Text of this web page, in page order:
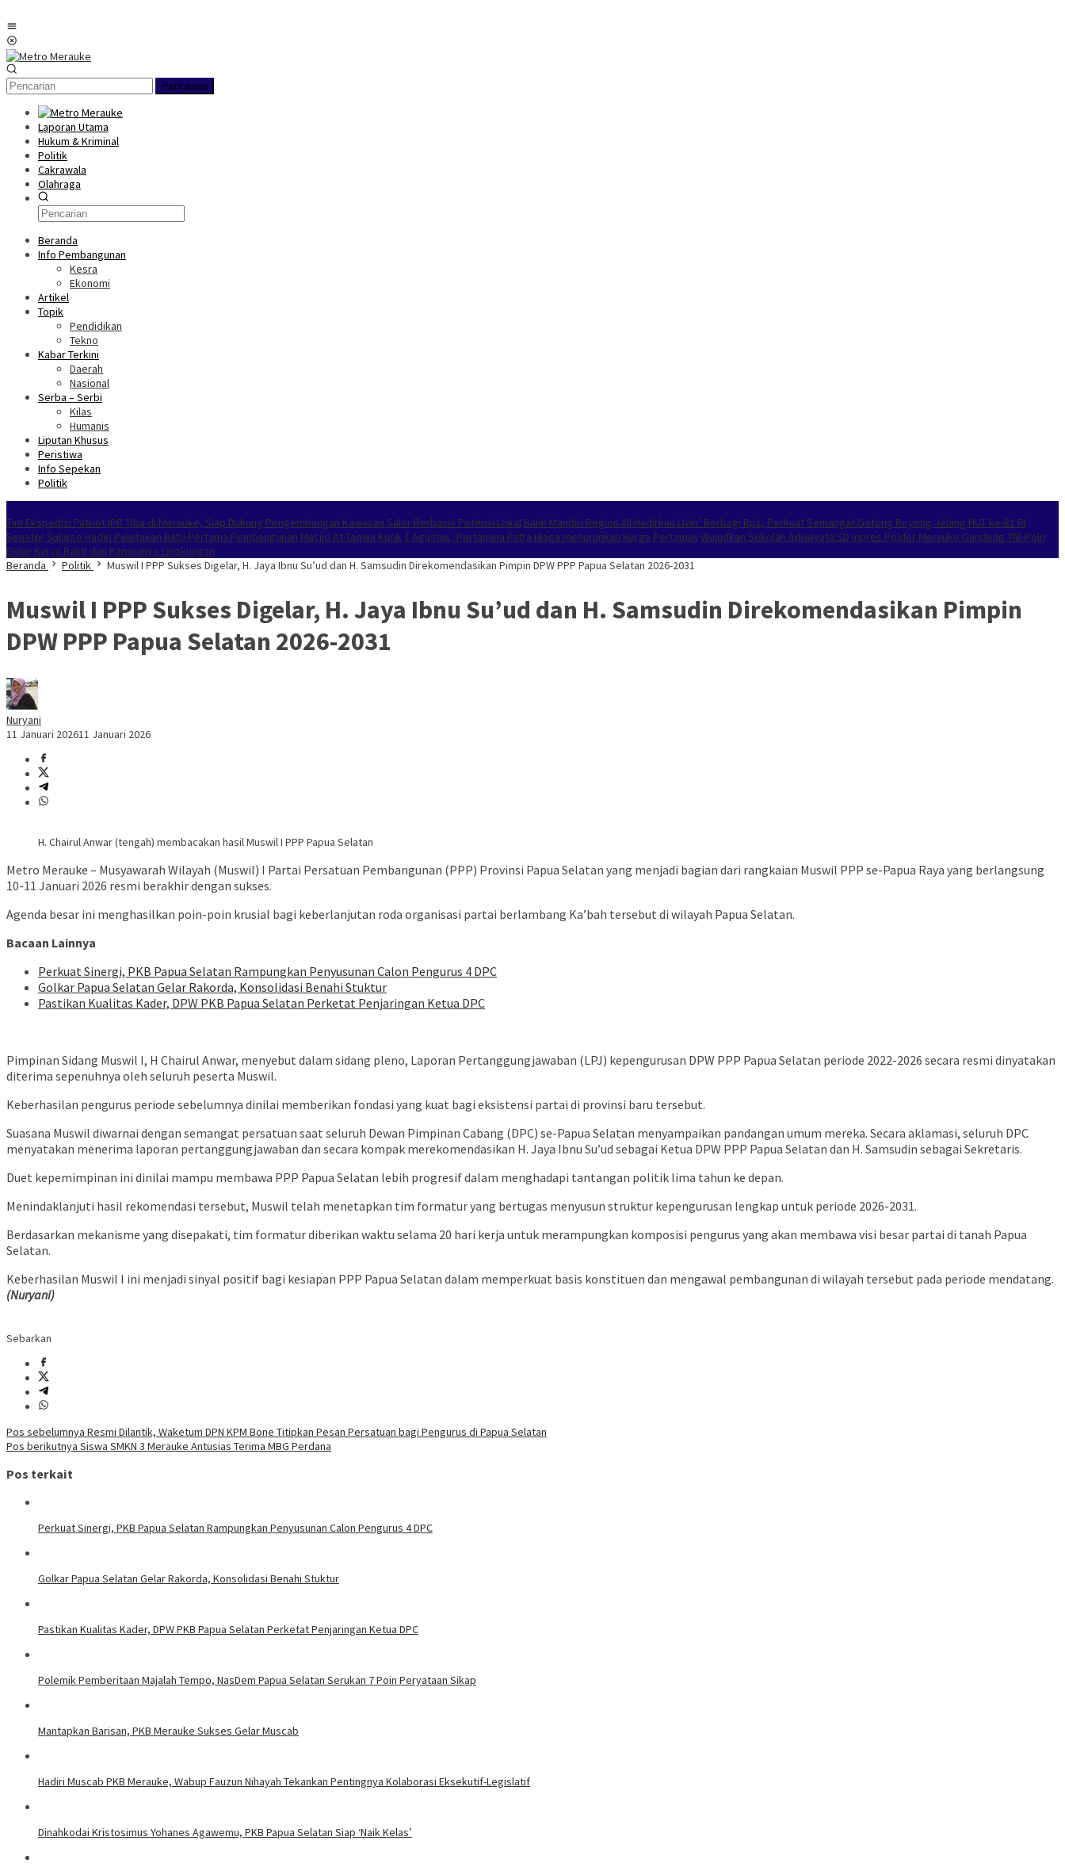
ke
konten
Pencarian
Laporan Utama
Hukum & Kriminal
Politik
Cakrawala
Olahraga
Beranda
Info Pembangunan
Kesra
Ekonomi
Artikel
Topik
Pendidikan
Tekno
Kabar Terkini
Daerah
Nasional
Serba – Serbi
Kilas
Humanis
Liputan Khusus
Peristiwa
Info Sepekan
Politik
Tim Ekspedisi Patriot IPB Tiba di Merauke, Siap Dukung Pengembangan Kawasan Salor Berbasis Potensi Lokal Bank Mandiri Region XII Hadirkan Livin’ Berbagi Rp1, Perkuat Semangat Gotong Royong Jelang HUT ke-81 RI
Senator Sularso Hadiri Peletakan Batu Pertama Pembangunan Masjid At-Taqwa Kurik 1 Agustus, Pertamina Patra Niaga menurunkan Harga PertamaxWujudkan Sekolah Adiwiyata:SD Inpres Polder Merauke Gandeng TNI-Polri
Gelar Karya Bakti dan Kampanye Lingkungan
Beranda
Politik Muswil I PPP Sukses Digelar, H. Jaya Ibnu Su’ud dan H. Samsudin Direkomendasikan Pimpin DPW PPP Papua Selatan 2026-2031
Muswil I PPP Sukses Digelar, H. Jaya Ibnu Su’ud dan H. Samsudin Direkomendasikan Pimpin
DPW PPP Papua Selatan 2026-2031
Nuryani
11 Januari 202611 Januari 2026
H. Chairul Anwar (tengah) membacakan hasil Muswil I PPP Papua Selatan
Metro Merauke – Musyawarah Wilayah (Muswil) I Partai Persatuan Pembangunan (PPP) Provinsi Papua Selatan yang menjadi bagian dari rangkaian Muswil PPP se-Papua Raya yang berlangsung
10-11 Januari 2026 resmi berakhir dengan sukses.
Agenda besar ini menghasilkan poin-poin krusial bagi keberlanjutan roda organisasi partai berlambang Ka’bah tersebut di wilayah Papua Selatan.
Bacaan Lainnya
Perkuat Sinergi, PKB Papua Selatan Rampungkan Penyusunan Calon Pengurus 4 DPC
Golkar Papua Selatan Gelar Rakorda, Konsolidasi Benahi Stuktur
Pastikan Kualitas Kader, DPW PKB Papua Selatan Perketat Penjaringan Ketua DPC
Pimpinan Sidang Muswil I, H Chairul Anwar, menyebut dalam sidang pleno, Laporan Pertanggungjawaban (LPJ) kepengurusan DPW PPP Papua Selatan periode 2022-2026 secara resmi dinyatakan
diterima sepenuhnya oleh seluruh peserta Muswil.
Keberhasilan pengurus periode sebelumnya dinilai memberikan fondasi yang kuat bagi eksistensi partai di provinsi baru tersebut.
Suasana Muswil diwarnai dengan semangat persatuan saat seluruh Dewan Pimpinan Cabang (DPC) se-Papua Selatan menyampaikan pandangan umum mereka. Secara aklamasi, seluruh DPC
menyatakan menerima laporan pertanggungjawaban dan secara kompak merekomendasikan H. Jaya Ibnu Su’ud sebagai Ketua DPW PPP Papua Selatan dan H. Samsudin sebagai Sekretaris.
Duet kepemimpinan ini dinilai mampu membawa PPP Papua Selatan lebih progresif dalam menghadapi tantangan politik lima tahun ke depan.
Menindaklanjuti hasil rekomendasi tersebut, Muswil telah menetapkan tim formatur yang bertugas menyusun struktur kepengurusan lengkap untuk periode 2026-2031.
Berdasarkan mekanisme yang disepakati, tim formatur diberikan waktu selama 20 hari kerja untuk merampungkan komposisi pengurus yang akan membawa visi besar partai di tanah Papua
Selatan.
Keberhasilan Muswil I ini menjadi sinyal positif bagi kesiapan PPP Papua Selatan dalam memperkuat basis konstituen dan mengawal pembangunan di wilayah tersebut pada periode mendatang.
(Nuryani)
Sebarkan
Navigasi
pos
Pos sebelumnya Resmi Dilantik, Waketum DPN KPM Bone Titipkan Pesan Persatuan bagi Pengurus di Papua Selatan
Pos berikutnya Siswa SMKN 3 Merauke Antusias Terima MBG Perdana
Pos terkait
Perkuat Sinergi, PKB Papua Selatan Rampungkan Penyusunan Calon Pengurus 4 DPC
Golkar Papua Selatan Gelar Rakorda, Konsolidasi Benahi Stuktur
Pastikan Kualitas Kader, DPW PKB Papua Selatan Perketat Penjaringan Ketua DPC
Polemik Pemberitaan Majalah Tempo, NasDem Papua Selatan Serukan 7 Poin Peryataan Sikap
Mantapkan Barisan, PKB Merauke Sukses Gelar Muscab
Hadiri Muscab PKB Merauke, Wabup Fauzun Nihayah Tekankan Pentingnya Kolaborasi Eksekutif-Legislatif
Dinahkodai Kristosimus Yohanes Agawemu, PKB Papua Selatan Siap ‘Naik Kelas’